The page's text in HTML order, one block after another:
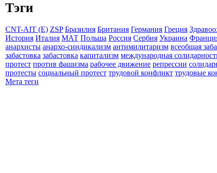
Тэги
CNT-AIT (E) ZSP Бразилия Британия Германия Греция
История Италия МАТ Польша Россия Сербия Украина
анархисты анархо-синдикализм антимилитаризм всеобщая
забастовка забастовка капитализм международная
протест против фашизма рабочее движение репрессии
протесты социальный протест трудовой конфликт трудовые
Мета теги